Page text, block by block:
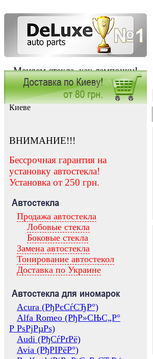
Меняем стекла, как лампочки!
Заказать установку автостекла в
Киеве
ВНИМАНИЕ!!!
Бессрочная гарантия на
установку автостекла!
Установка от 250 грн.
Автостекла
Продажа автостекла
Лобовые стекла
Боковые стекла
Замена автостекла
Тонирование автостекол
Доставка по Украине
Автостекла для иномарок
Acura (РђРєСѓСЂР°)
Alfa Romeo (РђР»СЊС„Р°
Р РѕРјРµРѕ)
Audi (РђСѓРґРё)
Avia (РђРІРёР°)